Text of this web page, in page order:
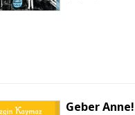
Geber